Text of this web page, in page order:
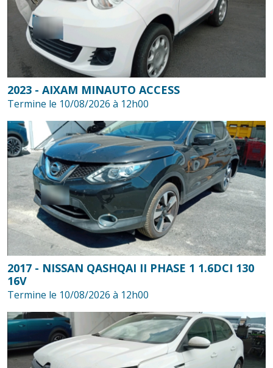
2023 - AIXAM MINAUTO ACCESS
Termine le 10/08/2026 à 12h00
2017 - NISSAN QASHQAI II PHASE 1 1.6DCI 130
16V
Termine le 10/08/2026 à 12h00